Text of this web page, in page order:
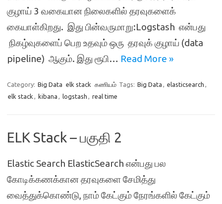
குழாய் 3 வகையான நிலைகளில் தரவுகளைக்
கையாள்கிறது. இது பின்வருமாறு:Logstash என்பது
நிகழ்வுகளைப் பெற உதவும் ஒரு தரவுக் குழாய் (data
pipeline) ஆகும். இது ரூபி… Read More »
Category: Big Data elk stack கணியம் Tags: Big Data , elasticsearch ,
elk stack , kibana , logstash , real time
ELK Stack – பகுதி 2
Elastic Search ElasticSearch என்பது பல
கோடிக்கணக்கான தரவுகளை சேமித்து
வைத்துக்கொண்டு, நாம் கேட்கும் நேரங்களில் கேட்கும்